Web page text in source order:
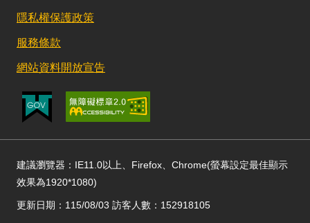
隱私權保護政策
服務條款
網站資料開放宣告
建議瀏覽器：IE11.0以上、Firefox、Chrome(螢幕設定最佳顯示
效果為1920*1080)
更新日期：115/08/03 訪客人數：152918105